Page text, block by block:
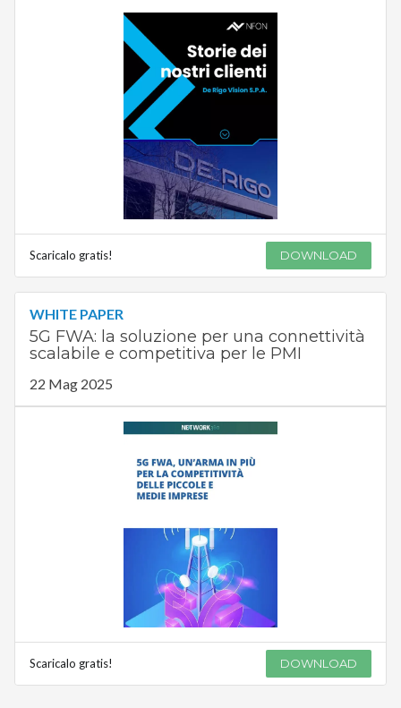
Scaricalo gratis! DOWNLOAD
WHITE PAPER
5G FWA: la soluzione per una connettività
scalabile e competitiva per le PMI
22 Mag 2025
Scaricalo gratis! DOWNLOAD